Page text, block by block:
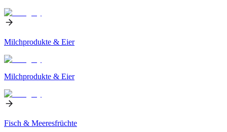
Milchprodukte & Eier
Milchprodukte & Eier
Fisch & Meeresfrüchte